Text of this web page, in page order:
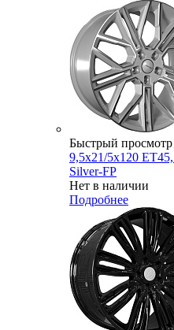
Быстрый просмотр
9,5x21/5x120
Silver-FP
Нет в наличии
Подробнее